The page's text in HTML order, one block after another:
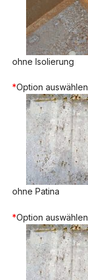
ohne Isolierung
*Option auswählen
ohne Patina
*Option auswählen